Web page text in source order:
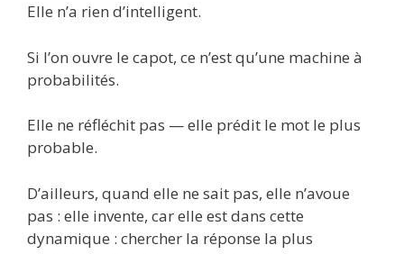
Elle n’a rien d’intelligent.
Si l’on ouvre le capot, ce n’est qu’une machine à
probabilités.
Elle ne réfléchit pas — elle prédit le mot le plus
probable.
D’ailleurs, quand elle ne sait pas, elle n’avoue
pas : elle invente, car elle est dans cette
dynamique : chercher la réponse la plus